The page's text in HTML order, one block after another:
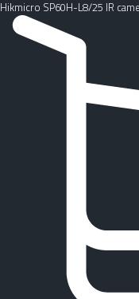
Hikmicro SP60H-L8/25 IR